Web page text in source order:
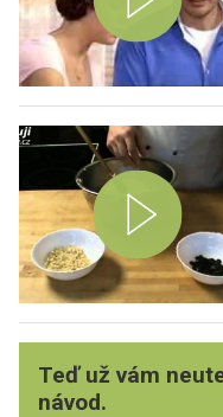
Teď už vám
návod.